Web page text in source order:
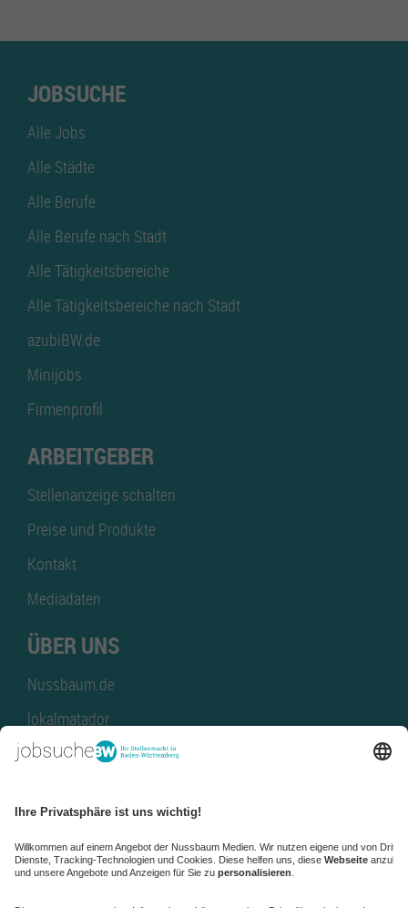
JOBSUCHE
Alle Jobs
Alle Städte
Alle Berufe
Alle Berufe nach Stadt
Alle Tätigkeitsbereiche
Alle Tätigkeitsbereiche nach Stadt
azubiBW.de
Minijobs
Firmenprofil
ARBEITGEBER
Stellenanzeige schalten
Preise und Produkte
Kontakt
Mediadaten
ÜBER UNS
Nussbaum.de
lokalmatador
kaufinBW
NussbaumID
Nussbaum Medien